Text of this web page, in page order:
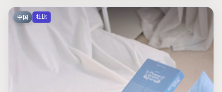
中国 杜比